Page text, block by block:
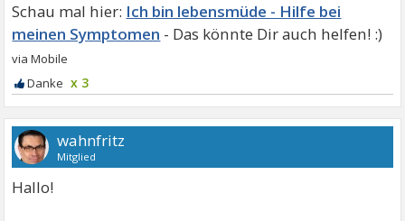
Ich bin lebensmüde - Hilfe bei
meinen Symptomen
x 3
wahnfritz
Mitglied
Hallo!